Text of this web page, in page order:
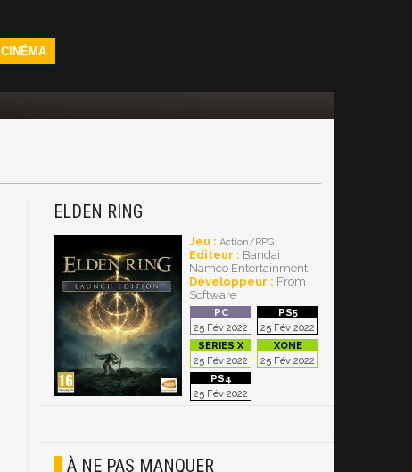
CINÉMA
ELDEN RING
Jeu : Action/RPG
Editeur : Bandai
Namco Entertainment
Développeur : From
Software
25 Fév 2022 25 Fév 2022
25 Fév 2022 25 Fév 2022
25 Fév 2022
À NE PAS MANQUER